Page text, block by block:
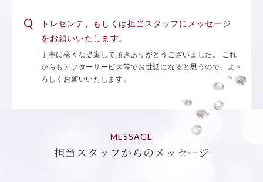
トレセンテ、もしくは担当スタッフにメッセージ
をお願いいたします。
丁寧に様々な提案して頂きありがとうございました。 これ
からもアフターサービス等でお世話になると思うので、よ
ろしくお願いいたします。
MESSAGE
担当スタッフからのメッセージ